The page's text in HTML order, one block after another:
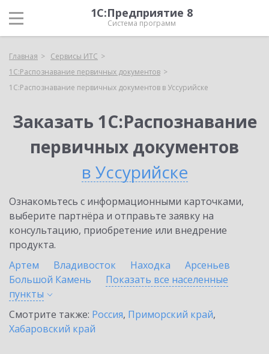
1С:Предприятие 8
Система программ
Главная
Сервисы ИТС
1С:Распознавание первичных документов
1С:Распознавание первичных документов в Уссурийске
Заказать 1С:Распознавание
первичных документов
в Уссурийске
Ознакомьтесь с информационными карточками,
выберите партнёра и отправьте заявку на
консультацию, приобретение или внедрение
продукта.
Артем
Владивосток Находка
Арсеньев
Большой Камень
Показать все населенные
пункты
Смотрите также: Россия, Приморский край,
Хабаровский край